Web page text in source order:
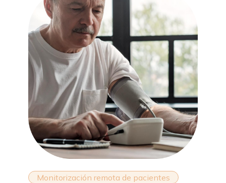
Monitorización remota de pacientes